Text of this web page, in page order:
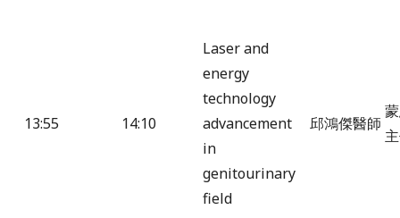
13:55 14:10
Laser and
energy
technology
advancement
in
genitourinary
field
邱鴻傑醫師